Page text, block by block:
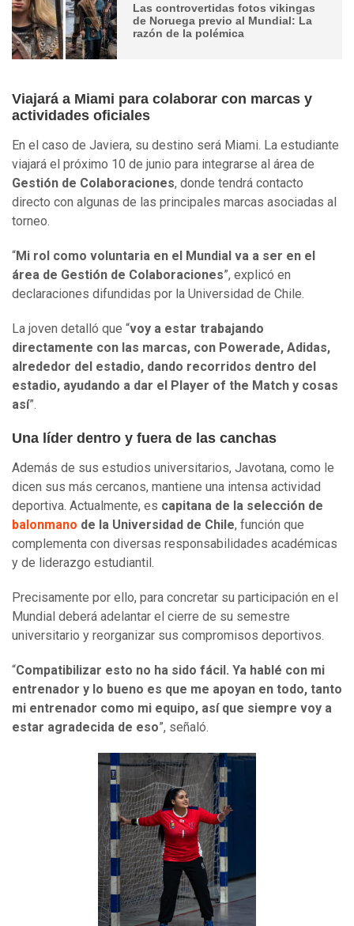
Las controvertidas fotos vikingas
de Noruega previo al Mundial: La
razón de la polémica
Viajará a Miami para colaborar con marcas y
actividades oficiales
En el caso de Javiera, su destino será Miami. La estudiante
viajará el próximo 10 de junio para integrarse al área de
Gestión de Colaboraciones, donde tendrá contacto
directo con algunas de las principales marcas asociadas al
torneo.
“Mi rol como voluntaria en el Mundial va a ser en el
área de Gestión de Colaboraciones”, explicó en
declaraciones difundidas por la Universidad de Chile.
La joven detalló que “voy a estar trabajando
directamente con las marcas, con Powerade, Adidas,
alrededor del estadio, dando recorridos dentro del
estadio, ayudando a dar el Player of the Match y cosas
así”.
Una líder dentro y fuera de las canchas
Además de sus estudios universitarios, Javotana, como le
dicen sus más cercanos, mantiene una intensa actividad
deportiva. Actualmente, es capitana de la selección de
balonmano de la Universidad de Chile, función que
complementa con diversas responsabilidades académicas
y de liderazgo estudiantil.
Precisamente por ello, para concretar su participación en el
Mundial deberá adelantar el cierre de su semestre
universitario y reorganizar sus compromisos deportivos.
“Compatibilizar esto no ha sido fácil. Ya hablé con mi
entrenador y lo bueno es que me apoyan en todo, tanto
mi entrenador como mi equipo, así que siempre voy a
estar agradecida de eso”, señaló.